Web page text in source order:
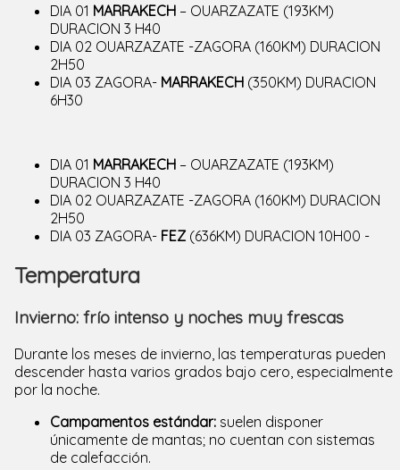
DIA 01 MARRAKECH – OUARZAZATE (193KM)
DURACION 3 H40
DIA 02 OUARZAZATE -ZAGORA (160KM) DURACION
2H50
DIA 03 ZAGORA- MARRAKECH (350KM) DURACION
6H30
DIA 01 MARRAKECH – OUARZAZATE (193KM)
DURACION 3 H40
DIA 02 OUARZAZATE -ZAGORA (160KM) DURACION
2H50
DIA 03 ZAGORA- FEZ(636KM) DURACION 10H00 -
Temperatura
Invierno: frío intenso y noches muy frescas
Durante los meses de invierno, las temperaturas pueden
descender hasta varios grados bajo cero, especialmente
por la noche.
Campamentos estándar: suelen disponer
únicamente de mantas; no cuentan con sistemas
de calefacción.